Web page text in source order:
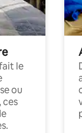
le
ou
ces